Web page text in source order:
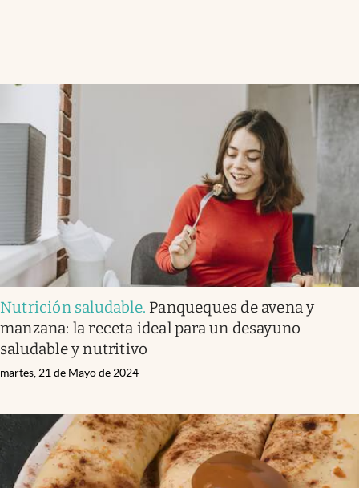
Nutrición saludable. Panqueques de avena y
manzana: la receta ideal para un desayuno
saludable y nutritivo
martes, 21 de Mayo de 2024